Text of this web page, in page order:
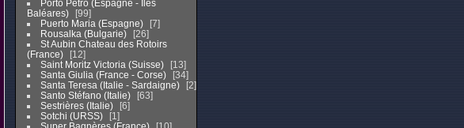
Porto Petro (Espagne - Iles
Baléares)
99
Puerto Maria (Espagne)
7
Rousalka (Bulgarie)
26
St Aubin Chateau des Rotoirs
(France)
12
Saint Moritz Victoria (Suisse)
13
Santa Giulia (France - Corse)
34
Santa Teresa (Italie - Sardaigne)
2
Santo Stéfano (Italie)
63
Sestrières (Italie)
6
Sotchi (URSS)
1